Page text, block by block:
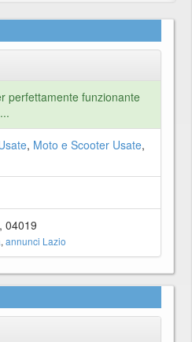
perfettamente funzionante
, Moto e Scooter Usate,
04019
, annunci Lazio